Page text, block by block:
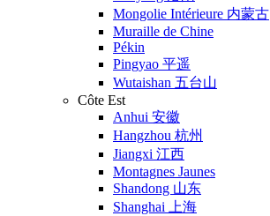
Mongolie Intérieure 内蒙古
Muraille de Chine
Pékin
Pingyao 平遥
Wutaishan 五台山
Côte Est
Anhui 安徽
Hangzhou 杭州
Jiangxi 江西
Montagnes Jaunes
Shandong 山东
Shanghai 上海